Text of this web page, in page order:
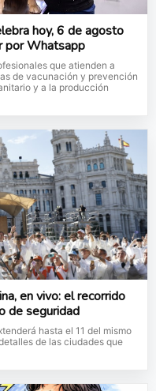
hoy, 6 de agosto
por Whatsapp
que atienden a
de vacunación y prevención
y a la producción
en vivo: el recorrido
de seguridad
hasta el 11 del mismo
de las ciudades que